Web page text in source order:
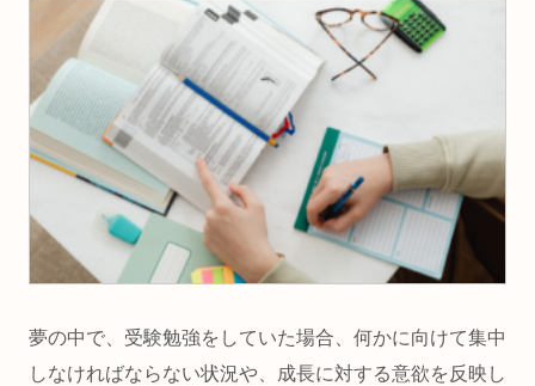
夢の中で、受験勉強をしていた場合、何かに向けて集中
しなければならない状況や、成長に対する意欲を反映し